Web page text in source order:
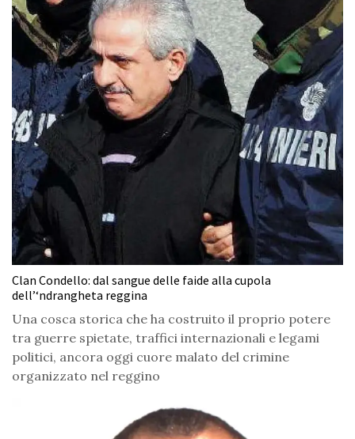
Clan Condello: dal sangue delle faide alla cupola
dell’‘ndrangheta reggina
Una cosca storica che ha costruito il proprio potere
tra guerre spietate, traffici internazionali e legami
politici, ancora oggi cuore malato del crimine
organizzato nel reggino